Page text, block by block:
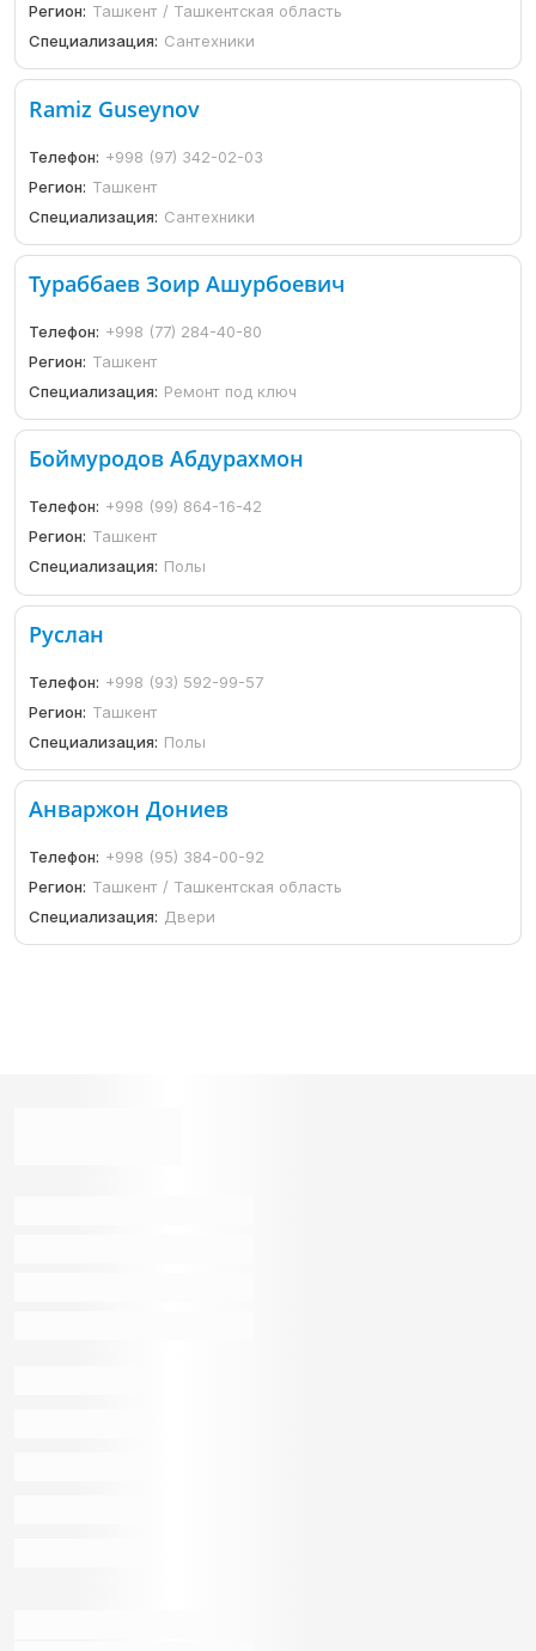
Регион: Ташкент / Ташкентская область
Специализация: Сантехники
Ramiz Guseynov
Телефон: +998 (97) 342-02-03
Регион: Ташкент
Специализация: Сантехники
Тураббаев Зоир Ашурбоевич
Телефон: +998 (77) 284-40-80
Регион: Ташкент
Специализация: Ремонт под ключ
Боймуродов Абдурахмон
Телефон: +998 (99) 864-16-42
Регион: Ташкент
Специализация: Полы
Руслан
Телефон: +998 (93) 592-99-57
Регион: Ташкент
Специализация: Полы
Анваржон Дониев
Телефон: +998 (95) 384-00-92
Регион: Ташкент / Ташкентская область
Специализация: Двери